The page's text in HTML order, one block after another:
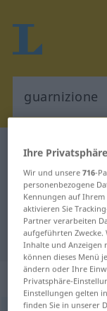
Italienisch-
für
Ihre
Wir und unsere716-
personenbezogene
Kennungen auf Ihrem
aktivieren Sie
Partner verarbeiten
aufgeführten Zwecke.
Inhalte und Anzeigen
können dieses Menü
ändern oder Ihre
Privatsphäre-
Einstellungen gelten
finden Sie in unserer